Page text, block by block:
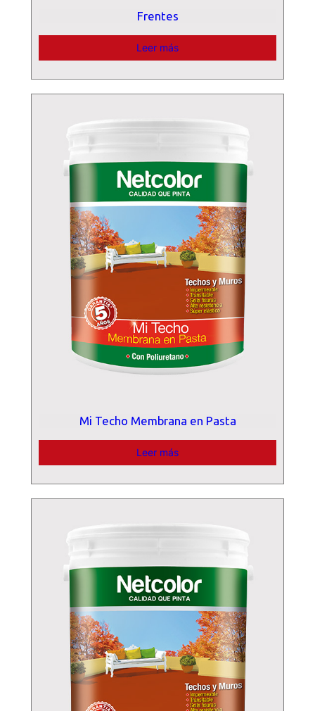
Frentes
Leer más
Mi Techo Membrana en Pasta
Leer más